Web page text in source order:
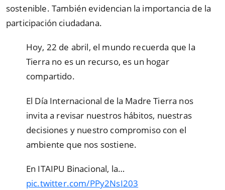
sostenible. También evidencian la importancia de la
participación ciudadana.
Hoy, 22 de abril, el mundo recuerda que la
Tierra no es un recurso, es un hogar
compartido.
El Día Internacional de la Madre Tierra nos
invita a revisar nuestros hábitos, nuestras
decisiones y nuestro compromiso con el
ambiente que nos sostiene.
En ITAIPU Binacional, la…
pic.twitter.com/PPy2NsI203